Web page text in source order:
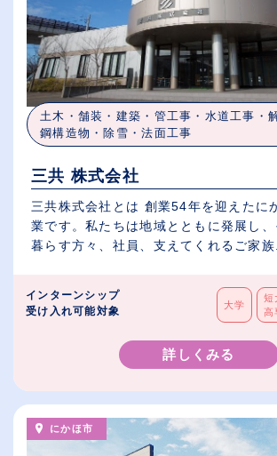
土木・舗装・建築・管工事・水道工事・
鋼構造物・除雪・法面工事
三共 株式会社
三共株式会社とは 創業54年を迎えたに
業です。私たちは地域とともに発展し
暮らす方々、社員、支えてくれるご家族
インターンシップ
受け入れ可能対象
大学
短
高
詳しくみる
にかほ市